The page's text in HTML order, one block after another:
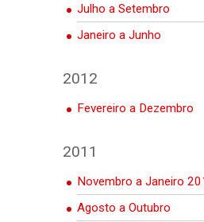
Julho a Setembro
Janeiro a Junho
2012
Fevereiro a Dezembro
2011
Novembro a Janeiro
Agosto a Outubro